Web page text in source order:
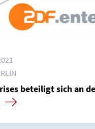
beteiligt sich an